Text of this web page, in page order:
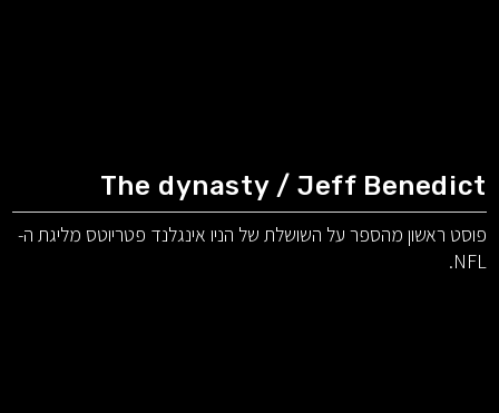
The dynasty / Jeff Benedict
פוסט ראשון מהספר על השושלת של הניו אינגלנד פטריוטס מליגת ה-
NFL.